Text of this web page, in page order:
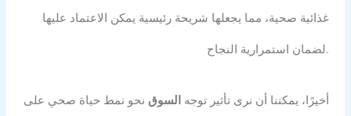
غذائية صحية، مما يجعلها شريحة رئيسية يمكن الاعتماد عليها
لضمان استمرارية النجاح.
أخيرًا، يمكننا أن نرى تأثير توجه السوقنحو نمط حياة صحي على